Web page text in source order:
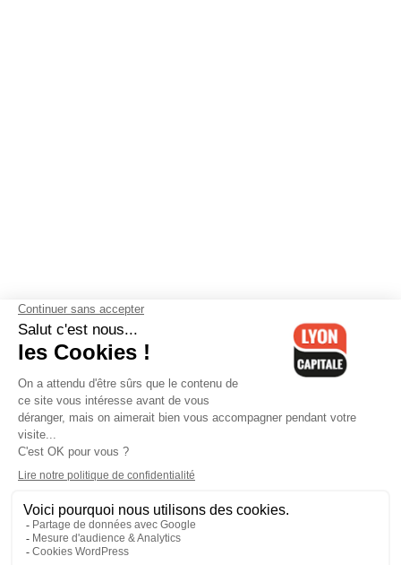
Contactez-nous-Mentions légales-CGV-Politique de
confidentialité-Gestion des cookies